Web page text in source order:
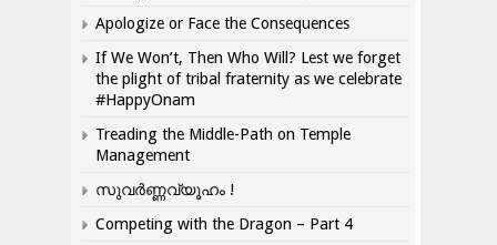
Apologize or Face the Consequences
If We Won’t, Then Who Will? Lest we forget
the plight of tribal fraternity as we celebrate
#HappyOnam
Treading the Middle-Path on Temple
Management
സുവർണ്ണവ്യൂഹം !
Competing with the Dragon – Part 4